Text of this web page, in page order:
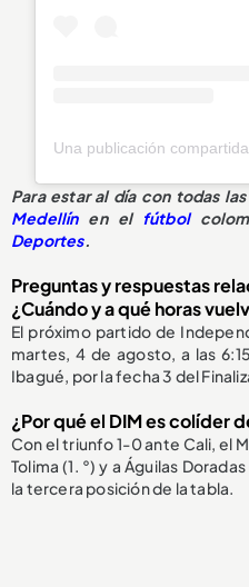
Para estar al día con todas
Medellínen el fútbol
Deportes.
Preguntas y respuestas
¿Cuándo y a qué horas
El próximo partido de
martes, 4 de agosto, a las
Ibagué, por la fecha 3 del
¿Por qué el DIM es colíder
Con el triunfo 1-0 ante Cali, el
Tolima (1. °) y a Águilas
la tercera posición de la tabla.